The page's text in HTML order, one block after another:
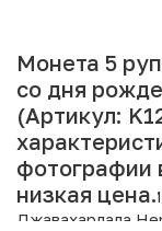
Монета 5
со дня
(Артикул:
фотографии
низкая цена.
Интернет
рупий 1989 года
Джавахарлала